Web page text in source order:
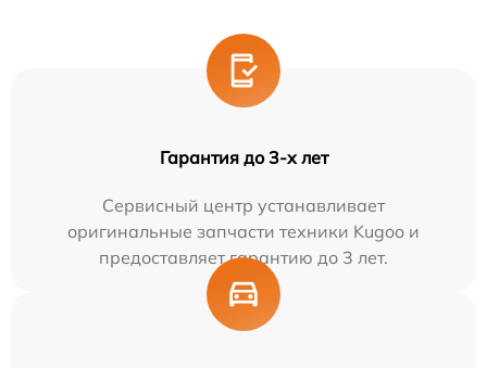
Гарантия до 3-х лет
Сервисный центр устанавливает
оригинальные запчасти техники Kugoo и
предоставляет гарантию до 3 лет.